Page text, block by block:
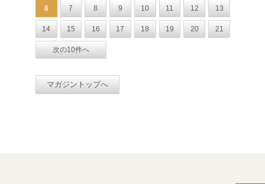
6 7 8 9 10 11 12 13
14 15 16 17 18 19 20 21
次の10件へ
マガジントップへ